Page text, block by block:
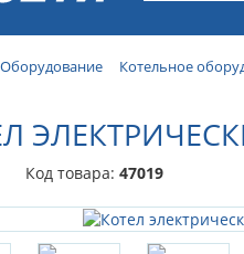
Оборудование Котельное
Код товара: 47019